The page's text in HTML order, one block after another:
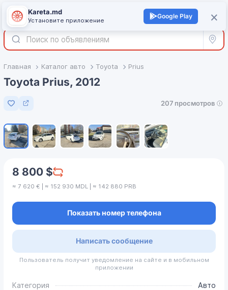
Войти +
Все
Главная Каталог авто Toyota Prius
Toyota Prius, 2012
Добавить в избранное
207 просмотров
8 800 $
≈ 7 620 € | ≈ 152 930 MDL | ≈ 142 880 PRB
Показать номер телефона
Написать сообщение
Пользователь получит уведомление на сайте и в мобильном
приложении
Категория
Авто
×
Kareta.md
Установите приложение
Google Play